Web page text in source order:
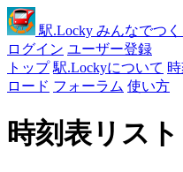
駅.Locky みんなでつ
ログイン ユーザー登録
トップ 駅.Lockyについて
ロード フォーラム 使い方
時刻表リスト